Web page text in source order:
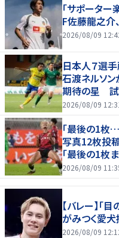
「サポーター
F佐藤龍之介
2026/08/09
日本人７選手
石渡ネルソ
期待の星 試
2026/08/09
｢最後の1枚
写真12枚投
｢最後の1枚
んだけ好きな
2026/08/09
【バレー】「
がみつく愛
2026/08/09